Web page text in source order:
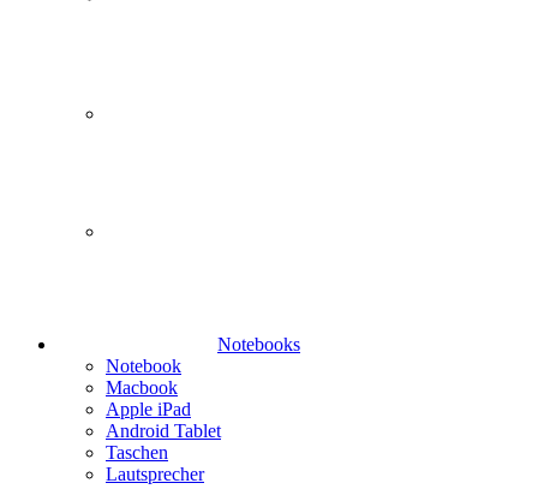
Notebooks
Notebook
Macbook
Apple iPad
Android Tablet
Taschen
Lautsprecher